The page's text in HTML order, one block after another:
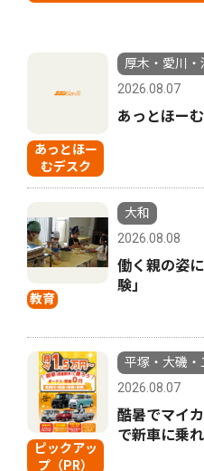
あっとほー
むデスク
厚木・愛川・
2026.08.07
あっとほー
教育
大和
2026.08.08
働く親の姿
験」
ピックアッ
プ（PR）
平塚・大磯・
2026.08.07
酷暑でマイ
で新車に乗